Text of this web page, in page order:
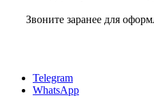
Звоните заранее для
Telegram
WhatsApp